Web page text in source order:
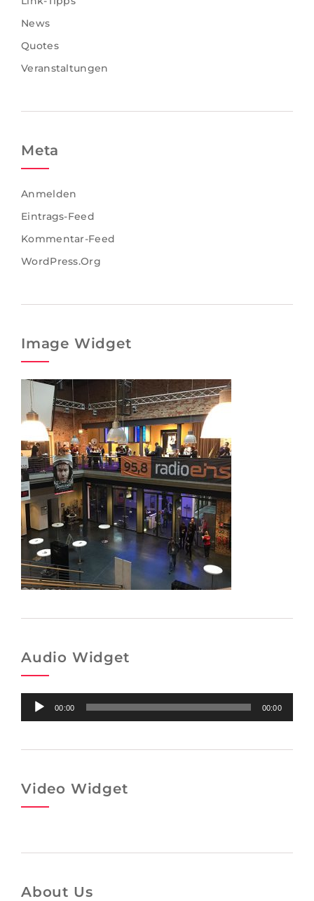
News
Quotes
Veranstaltungen
Meta
Anmelden
Eintrags-Feed
Kommentar-Feed
WordPress.org
Image Widget
Audio Widget
Audio-
Player
00:00 00:00
Video Widget
About Us